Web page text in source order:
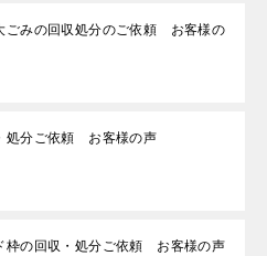
ごみの回収処分のご依頼 お客様の
処分ご依頼 お客様の声
枠の回収・処分ご依頼 お客様の声